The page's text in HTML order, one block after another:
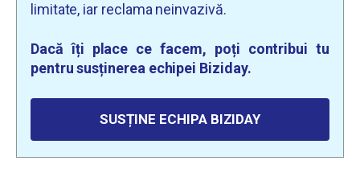
limitate, iar reclama neinvazivă.
Dacă îți place ce facem, poți contribui tu
pentru susținerea echipei Biziday.
SUSȚINE ECHIPA BIZIDAY